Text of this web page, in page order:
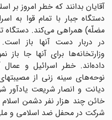
آقایان بدانند که خطر امروز بر
دستگاه جبار با تمام قوا به
مضلّه) همراهی می‌کند. دستگاه
در دربار دست آنها باز
وزارتخانه‌ها برای آنها جا باز
داده‌اند. خطر اسرائیل و عمال
نوحه‌های سینه زنی از مصیبتهای
دیانت و انصار شریعت یادآور
خائن چند هزار نفر دشمن اسلام
شرکت در محفل ضد اسلامی و ملی،